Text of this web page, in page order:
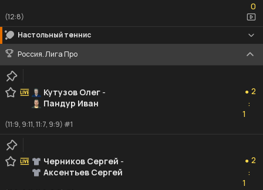
0
(12:8)
Настольный теннис
Россия. Лига Про
Кутузов Олег -
Пандур Иван
● 2
:
1
(11:9, 9:11, 11:7, 9:9) #1
Черников Сергей -
Аксентьев Сергей
● 2
:
1